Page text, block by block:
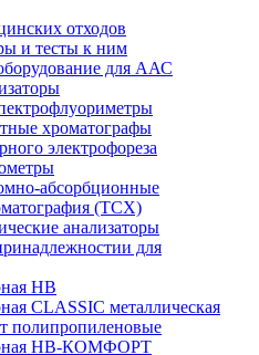
отходов
и тесты к ним
для ААС
хроматографы
электрофореза
абсорбционные
(ТСХ)
анализаторы
для
НВ
CLASSIC металлическая
полипропиленовые
НВ-КОМФОРТ